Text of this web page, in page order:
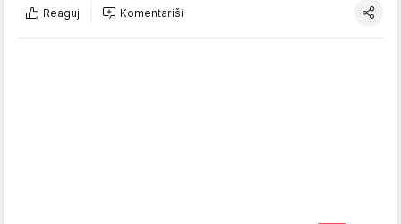
Reaguj Komentariši